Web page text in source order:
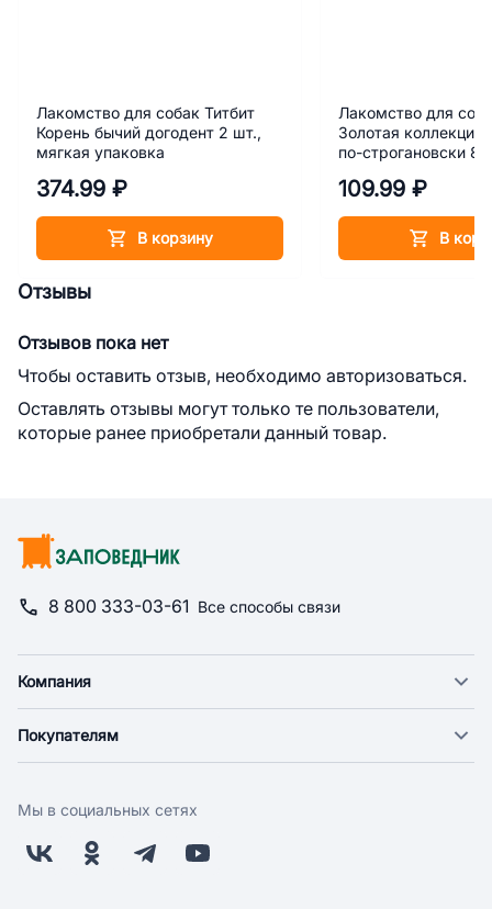
Лакомство для собак Титбит
Корень бычий догодент 2 шт.,
мягкая упаковка
374.99 ₽
В корзину
Лакомство для
Золотая коллекция
по-строгановски 80
109.99 ₽
В
Отзывы
Отзывов пока нет
Чтобы оставить отзыв, необходимо авторизоваться.
Оставлять отзывы могут только те пользователи,
которые ранее приобретали данный товар.
8 800 333-03-61 Все способы связи
Компания
Новости
Поставщикам
Заводчикам
Покупателям
Оплата
Бонусная программа
Мы в социальных сетях